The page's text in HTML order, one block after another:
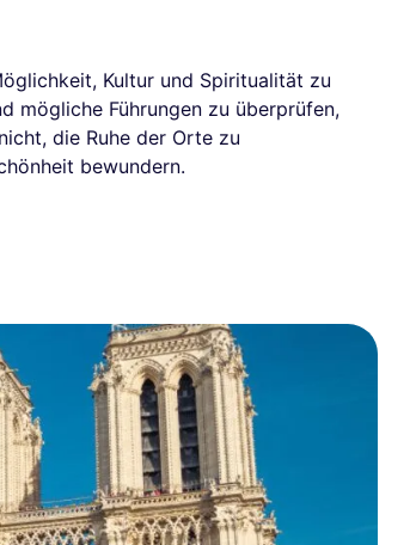
Kultur und Spiritualität zu
mögliche Führungen zu überprüfen,
die Ruhe der Orte zu
bewundern.